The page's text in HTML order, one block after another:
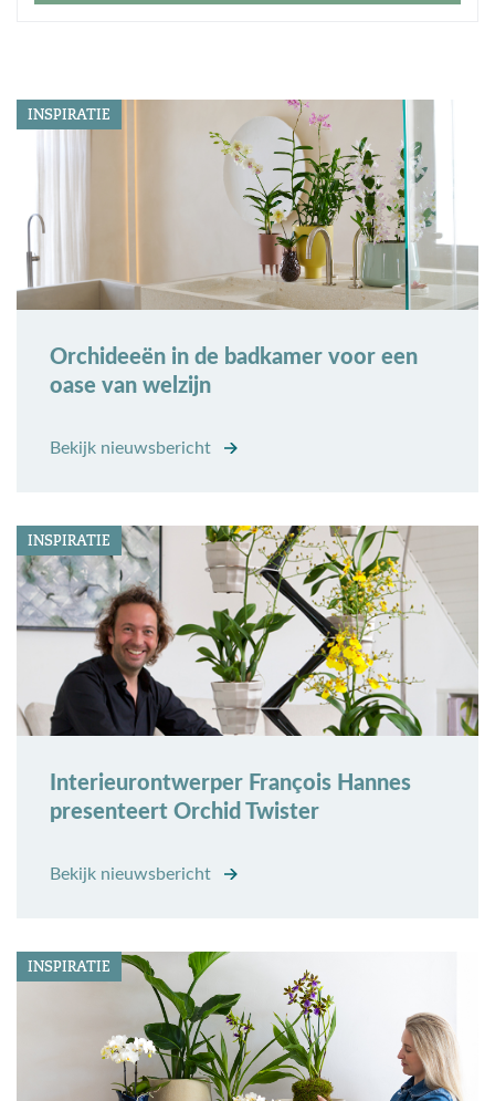
INSPIRATIE
Orchideeën in de badkamer voor een
oase van welzijn
Bekijk nieuwsbericht
INSPIRATIE
Interieurontwerper François Hannes
presenteert Orchid Twister
Bekijk nieuwsbericht
INSPIRATIE